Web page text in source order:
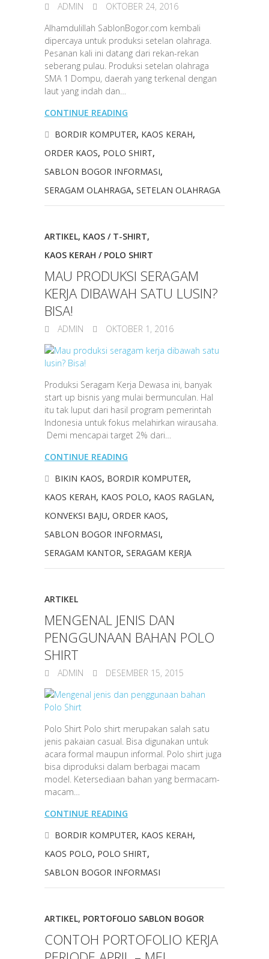
ADMIN
OKTOBER 24, 2016
Alhamdulillah SablonBogor.com kembali
dipercaya untuk produksi setelan olahraga.
Pesanan kali ini datang dari rekan-rekan
seberang pulau. Produksi setelan olahraga
SMA 1 Dompu, daerah yang terkenal dengan
laut yang indah dan…
CONTINUE READING
BORDIR KOMPUTER, KAOS KERAH,
ORDER KAOS, POLO SHIRT,
SABLON BOGOR INFORMASI,
SERAGAM OLAHRAGA, SETELAN OLAHRAGA
ARTIKEL, KAOS / T-SHIRT,
KAOS KERAH / POLO SHIRT
MAU PRODUKSI SERAGAM
KERJA DIBAWAH SATU LUSIN?
BISA!
ADMIN OKTOBER 1, 2016
Produksi Seragam Kerja Dewasa ini, banyak
start up bisnis yang mulai bermunculan. Hal
itu tak luput dari hasil program pemerintah
Indonesia untuk fokus melahirkan wirausaha.
Demi mencapai target 2% dari…
CONTINUE READING
BIKIN KAOS, BORDIR KOMPUTER,
KAOS KERAH, KAOS POLO, KAOS RAGLAN,
KONVEKSI BAJU, ORDER KAOS,
SABLON BOGOR INFORMASI,
SERAGAM KANTOR, SERAGAM KERJA
ARTIKEL
MENGENAL JENIS DAN
PENGGUNAAN BAHAN POLO
SHIRT
ADMIN DESEMBER 15, 2015
Polo Shirt Polo shirt merupakan salah satu
jenis pakaian casual. Bisa digunakan untuk
acara formal maupun informal. Polo shirt juga
bisa diproduksi dalam berbagai macam
model. Ketersediaan bahan yang bermacam-
macam…
CONTINUE READING
BORDIR KOMPUTER, KAOS KERAH,
KAOS POLO, POLO SHIRT,
SABLON BOGOR INFORMASI
ARTIKEL, PORTOFOLIO SABLON BOGOR
CONTOH PORTOFOLIO KERJA